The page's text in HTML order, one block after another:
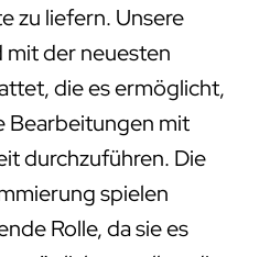
zu liefern. Unsere
mit der neuesten
die es ermöglicht,
Bearbeitungen mit
durchzuführen. Die
spielen
Rolle, da sie es